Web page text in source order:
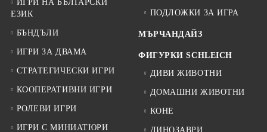
ИГРИ НА БЪЛГАРСКИ
ЕЗИК
БЪНДЪЛИ
ИГРИ ЗА ДВАМА
СТРАТЕГИЧЕСКИ ИГРИ
КООПЕРАТИВНИ ИГРИ
РОЛЕВИ ИГРИ
ИГРИ С МИНИАТЮРИ
ПОДЛОЖКИ ЗА ИГРА
МЪРЧАНДАЙЗ
ФИГУРКИ SCHLEICH
ДИВИ ЖИВОТНИ
ДОМАШНИ ЖИВОТНИ
КОНЕ
ДИНОЗАВРИ